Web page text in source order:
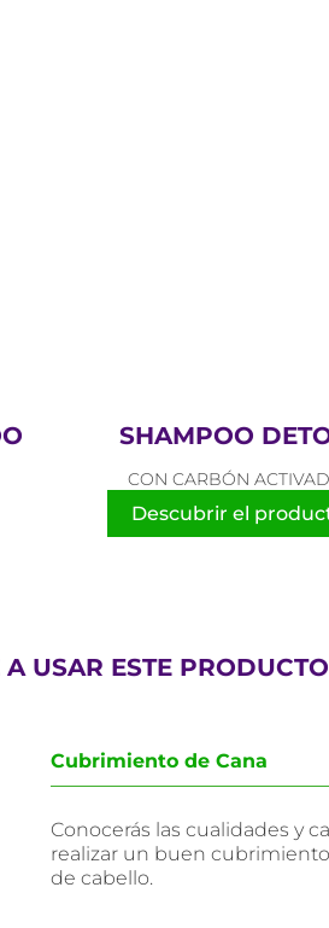
SHAMPOO
CON CARBÓN
Descubrir el
USAR ESTE
Cubrimiento de Cana
Conocerás las cualidades y
realizar un buen
de cabello.